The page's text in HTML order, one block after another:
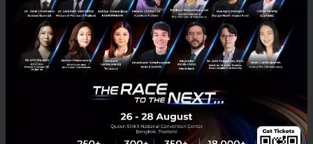
สิทธิประโยชน์หลักที่จะได้รับจากการเปิดบัญชี UOB
โอนเงินระหว่างบัญชีธนาคาร UOB โดยไม่เสียค่าใช้